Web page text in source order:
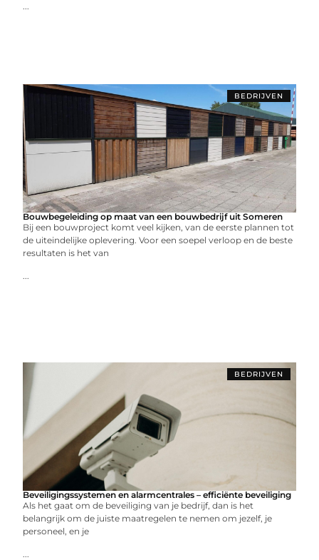
...
BEDRIJVEN
Bouwbegeleiding op maat van een bouwbedrijf uit Someren
Bij een bouwproject komt veel kijken, van de eerste plannen tot
de uiteindelijke oplevering. Voor een soepel verloop en de beste
resultaten is het van
...
BEDRIJVEN
Beveiligingssystemen en alarmcentrales – efficiënte beveiliging
Als het gaat om de beveiliging van je bedrijf, dan is het
belangrijk om de juiste maatregelen te nemen om jezelf, je
personeel, en je
...